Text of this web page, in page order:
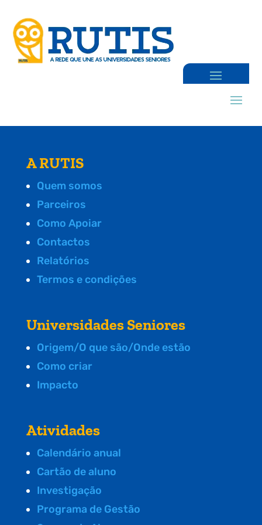
A RUTIS
Quem somos
Parceiros
Como Apoiar
Contactos
Relatórios
Termos e condições
Universidades Seniores
Origem/O que são/Onde estão
Como criar
Impacto
Atividades
Calendário anual
Cartão de aluno
Investigação
Programa de Gestão